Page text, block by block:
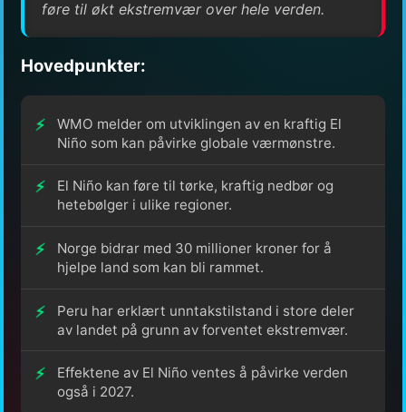
føre til økt ekstremvær over hele verden.
Hovedpunkter:
WMO melder om utviklingen av en kraftig El
Niño som kan påvirke globale værmønstre.
El Niño kan føre til tørke, kraftig nedbør og
hetebølger i ulike regioner.
Norge bidrar med 30 millioner kroner for å
hjelpe land som kan bli rammet.
Peru har erklært unntakstilstand i store deler
av landet på grunn av forventet ekstremvær.
Effektene av El Niño ventes å påvirke verden
også i 2027.